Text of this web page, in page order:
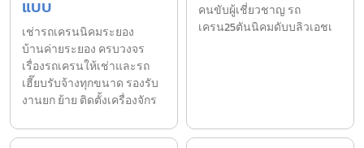
แบบ
เช่ารถเครนนิคมระยอง
บ้านค่ายระยอง ครบวงจร
เรื่องรถเครนให้เช่าและรถ
เฮี๊ยบรับจ้างทุกขนาด รองรับ
งานยก ย้าย ติดตั้งเครื่องจักร
คนขับผู้เชี่ยวชาญ รถ
เครน25ตันนิคมดับบลิวเอชเ